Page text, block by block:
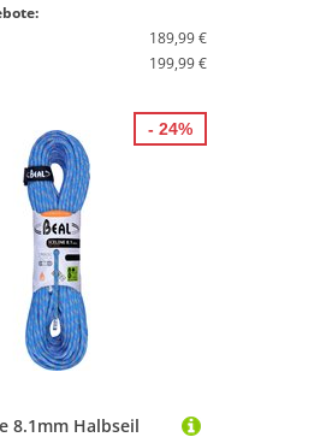
189,99 €
199,99 €
8.1mm Halbseil
- 24%